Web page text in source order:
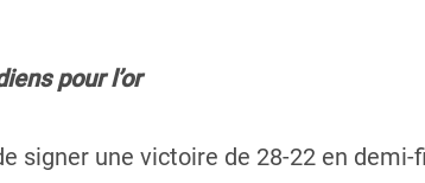
pour l’or
signer une victoire de 28-22 en